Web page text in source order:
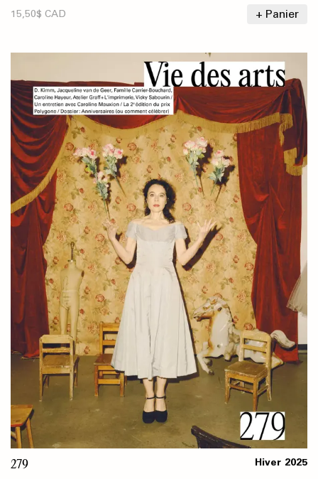
15,50$ CAD + Panier
279 Hiver 2025